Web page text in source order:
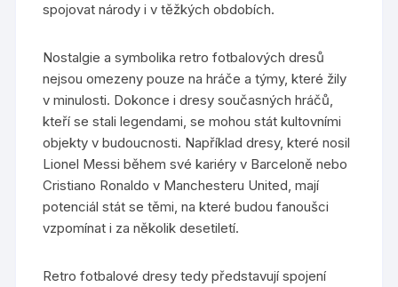
spojovat národy i v těžkých obdobích.
Nostalgie a symbolika retro fotbalových dresů
nejsou omezeny pouze na hráče a týmy, které žily
v minulosti. Dokonce i dresy současných hráčů,
kteří se stali legendami, se mohou stát kultovními
objekty v budoucnosti. Například dresy, které nosil
Lionel Messi během své kariéry v Barceloně nebo
Cristiano Ronaldo v Manchesteru United, mají
potenciál stát se těmi, na které budou fanoušci
vzpomínat i za několik desetiletí.
Retro fotbalové dresy tedy představují spojení